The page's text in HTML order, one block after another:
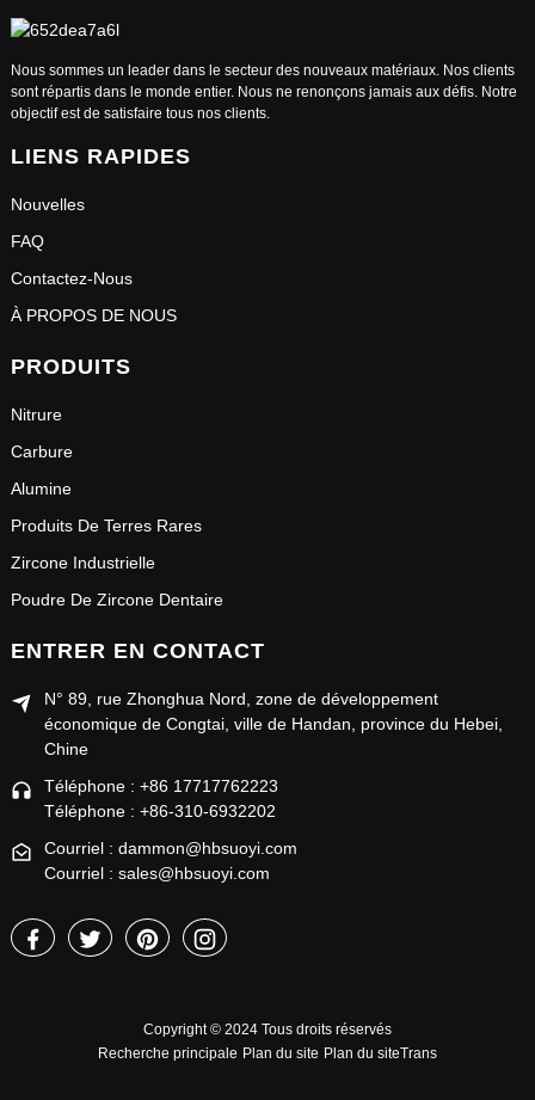
Nous sommes un leader dans le secteur des nouveaux matériaux. Nos clients
sont répartis dans le monde entier. Nous ne renonçons jamais aux défis. Notre
objectif est de satisfaire tous nos clients.
LIENS RAPIDES
Nouvelles
FAQ
Contactez-Nous
À PROPOS DE NOUS
PRODUITS
Nitrure
Carbure
Alumine
Produits De Terres Rares
Zircone Industrielle
Poudre De Zircone Dentaire
ENTRER EN CONTACT
N° 89, rue Zhonghua Nord, zone de développement
économique de Congtai, ville de Handan, province du Hebei,
Chine
Téléphone : +86 17717762223
Téléphone : +86-310-6932202
Courriel : dammon@hbsuoyi.com
Courriel : sales@hbsuoyi.com
Copyright © 2024 Tous droits réservés
Recherche principale Plan du site Plan du siteTrans